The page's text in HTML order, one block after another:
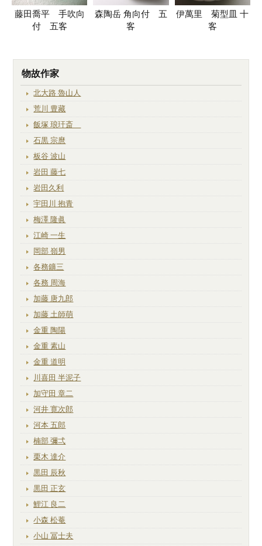
藤田喬平 手吹向
付 五客
森陶岳 角向付 五
客
伊萬里 菊型皿 十
客
物故作家
北大路 魯山人
荒川 豊藏
飯塚 琅玕斎
石黒 宗麿
板谷 波山
岩田 藤七
岩田久利
宇田川 抱青
梅澤 隆眞
江崎 一生
岡部 嶺男
各務鑛三
各務 周海
加藤 唐九郎
加藤 土師萌
金重 陶陽
金重 素山
金重 道明
川喜田 半泥子
加守田 章二
河井 寛次郎
河本 五郎
楠部 彌弌
栗木 達介
黒田 辰秋
黒田 正玄
鯉江 良二
小森 松菴
小山 冨士夫